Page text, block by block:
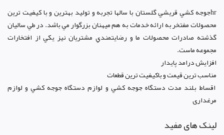
hrجوجه کشي قريشي گلستان با سالها تجربه و توليد بهترين و با کيفيت ترين
محصولات مفتخر به ارائه خدمات به هم ميهنان بزرگوار مي باشد. در طي ساليان
گذشته صادرات محصولات ما و رضايتمندي مشتريان نيز يکي از افتخارات
مجموعه ماست.
افزايش درامد پايدار
مناسب ترين قيمت و باکيفيت ترين قطعات
اقساط بلند مدت دستگاه جوجه کشي و لوازم دستگاه جوجه کشي و لوازم
مرغداری
لینک های مفید